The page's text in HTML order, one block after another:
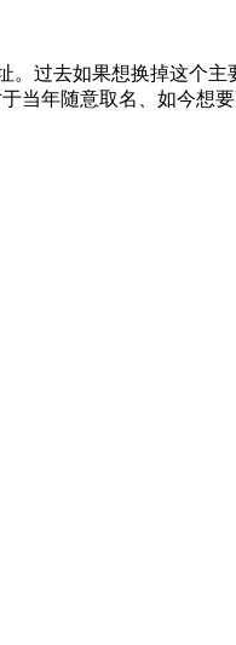
过去如果想换掉这个
当年随意取名、如今想